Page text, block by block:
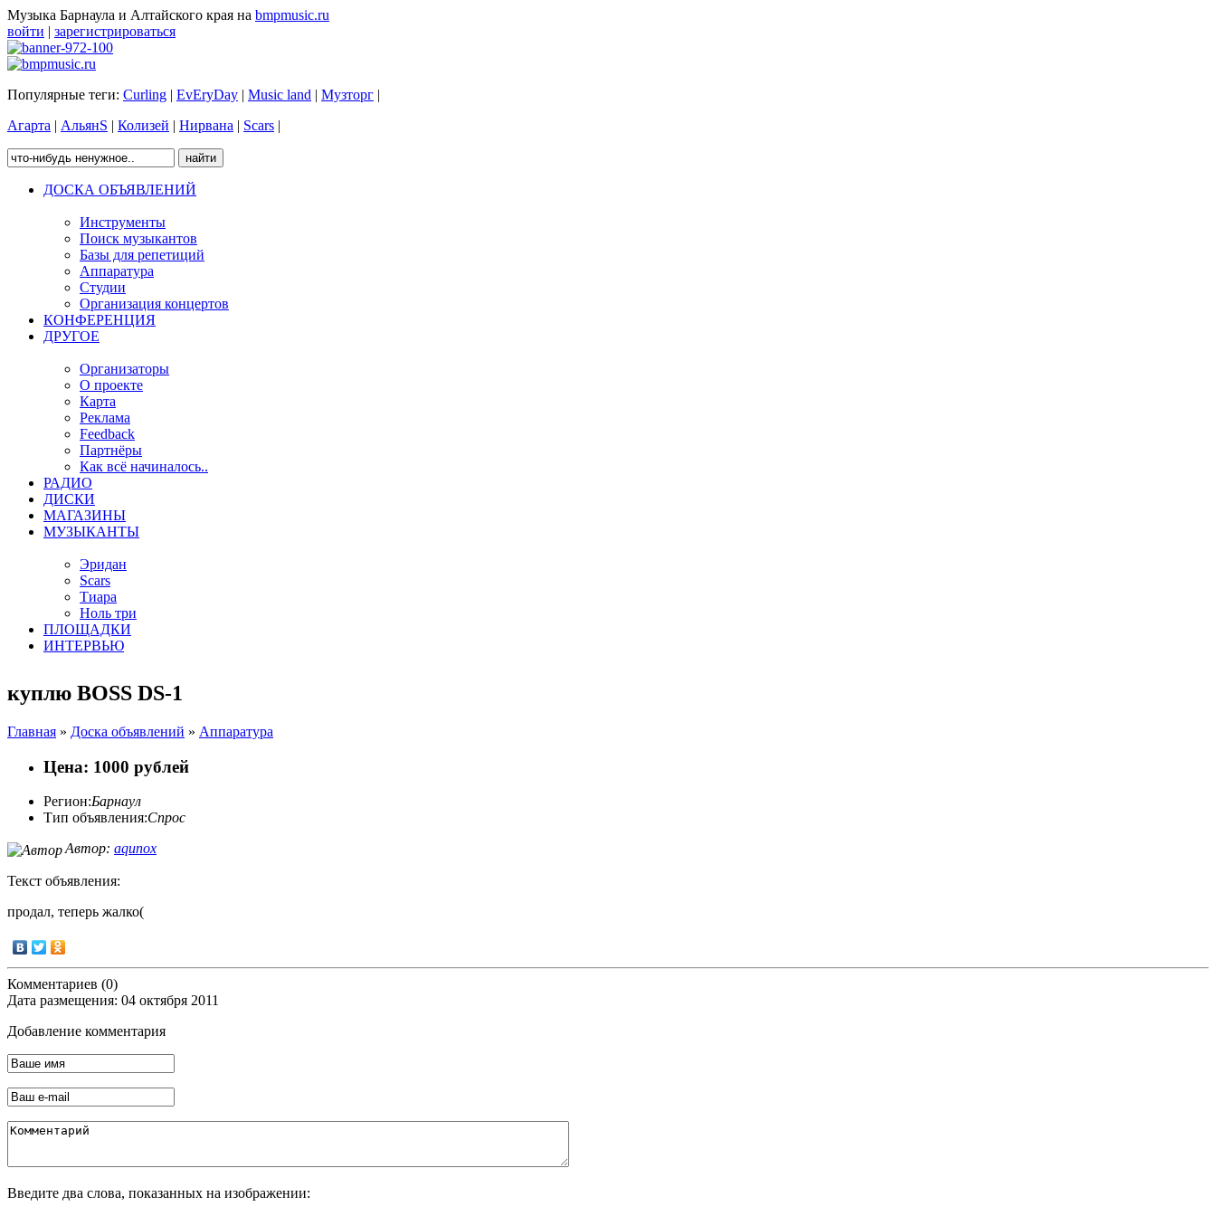
Музыка Барнаула и Алтайского края на bmpmusic.ru
войти | зарегистрироваться
Популярные теги: Curling | EvEryDay | Music land | Музторг |
Агарта | АльянS | Колизей | Нирвана | Scars |
ДОСКА ОБЪЯВЛЕНИЙ
Инструменты
Поиск музыкантов
Базы для репетиций
Аппаратура
Студии
Организация концертов
КОНФЕРЕНЦИЯ
ДРУГОЕ
Организаторы
О проекте
Карта
Реклама
Feedback
Партнёры
Как всё начиналось..
РАДИО
ДИСКИ
МАГАЗИНЫ
МУЗЫКАНТЫ
Эридан
Scars
Тиара
Ноль три
ПЛОЩАДКИ
ИНТЕРВЬЮ
куплю BOSS DS-1
Главная » Доска объявлений » Аппаратура
Цена: 1000 рублей
Регион:Барнаул
Тип объявления:Спрос
Автор: aqunox
Текст объявления:
продал, теперь жалко(
Комментариев (0)
Дата размещения: 04 октября 2011
Добавление комментария
Введите два слова, показанных на изображении: